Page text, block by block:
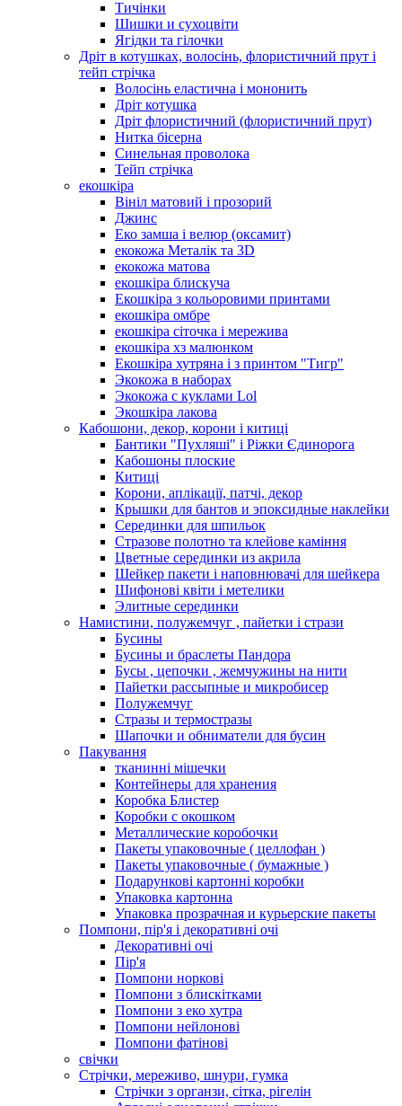
Тичінки
Шишки и сухоцвіти
Ягідки та гілочки
Дріт в котушках, волосінь, флористичний прут і
тейп стрічка
Волосінь еластична і мононить
Дріт котушка
Дріт флористичний (флористичний прут)
Нитка бісерна
Синельная проволока
Тейп стрічка
екошкіра
Вініл матовий і прозорий
Джинс
Еко замша і велюр (оксамит)
екокожа Металік та 3D
екокожа матова
екошкіра блискуча
Екошкіра з кольоровими принтами
екошкіра омбре
екошкіра сіточка і мережива
екошкіра хз малюнком
Екошкіра хутряна і з принтом "Тигр"
Экокожа в наборах
Экокожа с куклами Lol
Экошкiра лакова
Кабошони, декор, корони і китиці
Бантики "Пухляші" і Ріжки Єдинорога
Кабошоны плоские
Китиці
Корони, аплікації, патчі, декор
Крышки для бантов и эпоксидные наклейки
Серединки для шпильок
Стразове полотно та клейове каміння
Цветные серединки из акрила
Шейкер пакети і наповнювачі для шейкера
Шифонові квіти і метелики
Элитные серединки
Намистини, полужемчуг , пайетки і стрази
Бусины
Бусины и браслеты Пандора
Бусы , цепочки , жемчужины на нити
Пайетки рассыпные и микробисер
Полужемчуг
Стразы и термостразы
Шапочки и обниматели для бусин
Пакування
тканинні мішечки
Контейнеры для хранения
Коробка Блистер
Коробки с окошком
Металлические коробочки
Пакеты упаковочные ( целлофан )
Пакеты упаковочные ( бумажные )
Подарункові картонні коробки
Упаковка картонна
Упаковка прозрачная и курьерские пакеты
Помпони, пір'я і декоративні очі
Декоративні очі
Пір'я
Помпони норкові
Помпони з блискітками
Помпони з еко хутра
Помпони нейлонові
Помпони фатінові
свічки
Стрічки, мереживо, шнури, гумка
Стрічки з органзи, сітка, рігелін